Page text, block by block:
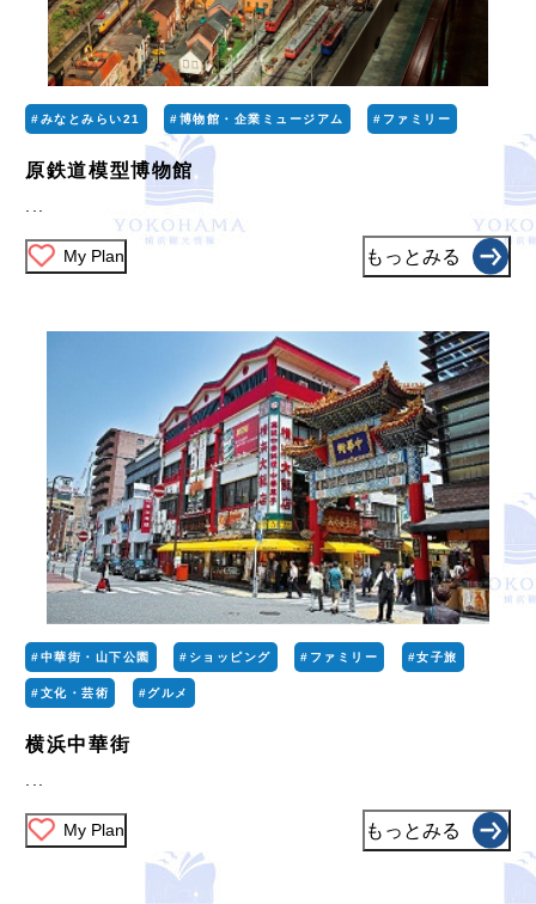
#みなとみらい21 #博物館・企業ミュージアム #ファミリー
原鉄道模型博物館
My Plan もっとみる
#中華街・山下公園 #ショッピング #ファミリー #女子旅
#文化・芸術 #グルメ
横浜中華街
My Plan もっとみる